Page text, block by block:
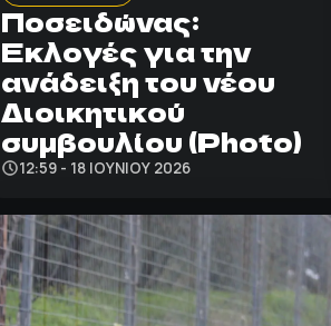
Ποσειδώνας:
Εκλογές για την
ανάδειξη του νέου
Διοικητικού
συμβουλίου (Photo)
12:59 - 18 ΙΟΥΝΊΟΥ 2026